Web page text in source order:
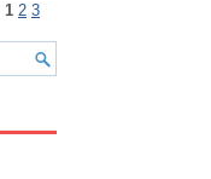
1 2 3